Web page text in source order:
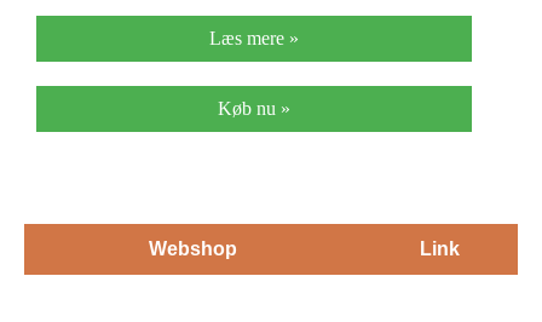
Læs mere »
Køb nu »
Webshop Link